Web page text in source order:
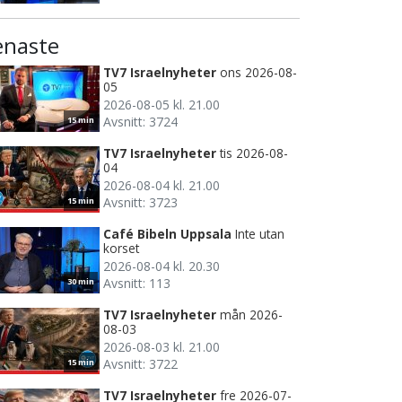
15 min
TV7 Israelnyheter ons 2026-08-
05
2026-08-05 kl. 21.00
Avsnitt: 3724
15 min
TV7 Israelnyheter tis 2026-08-
04
2026-08-04 kl. 21.00
Avsnitt: 3723
30 min
Café Bibeln Uppsala Inte utan
korset
2026-08-04 kl. 20.30
Avsnitt: 113
15 min
TV7 Israelnyheter mån 2026-
08-03
2026-08-03 kl. 21.00
Avsnitt: 3722
TV7 Israelnyheter fre 2026-07-